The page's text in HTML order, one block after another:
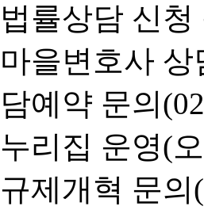
법률상담 신청
마을변호사
담예약 문의
누리집 운영(
규제개혁 문의